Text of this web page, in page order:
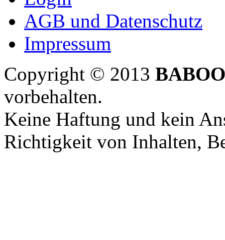
AGB und Datenschutz
Impressum
Copyright © 2013
vorbehalten.
Keine Haftung und kein
Richtigkeit von Inhalten,